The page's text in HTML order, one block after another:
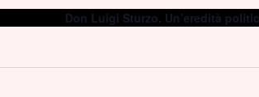
Don Luigi Sturzo. Un’eredità